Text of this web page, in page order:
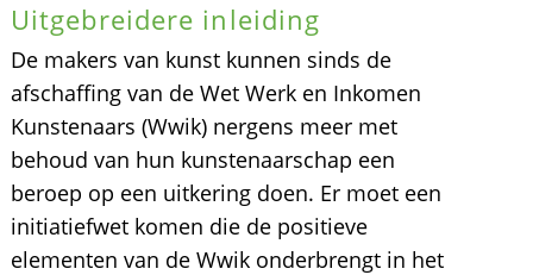
Uitgebreidere inleiding
De makers van kunst kunnen sinds de
afschaffing van de Wet Werk en Inkomen
Kunstenaars (Wwik) nergens meer met
behoud van hun kunstenaarschap een
beroep op een uitkering doen. Er moet een
initiatiefwet komen die de positieve
elementen van de Wwik onderbrengt in het